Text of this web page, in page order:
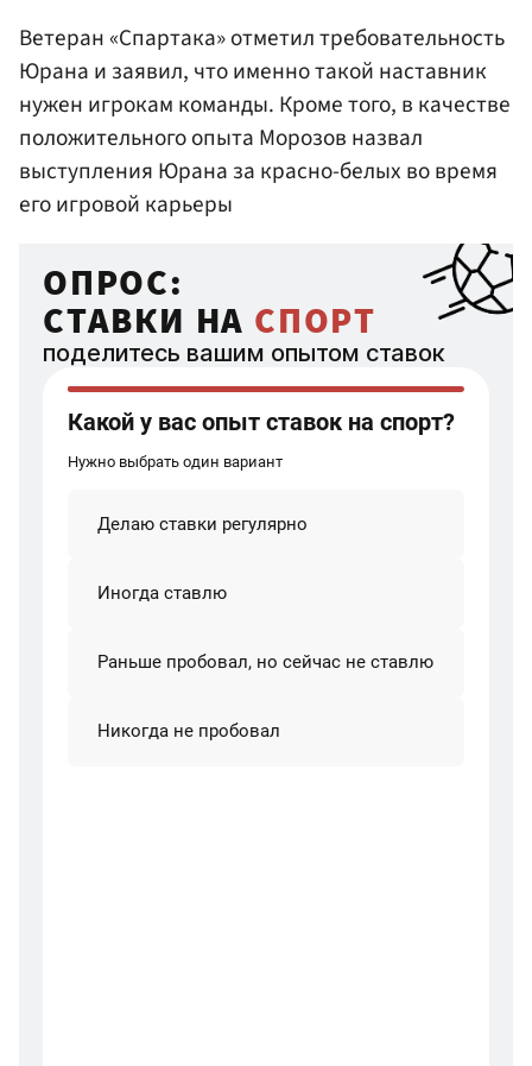
Ветеран «Спартака» отметил требовательность
Юрана и заявил, что именно такой наставник
нужен игрокам команды. Кроме того, в качестве
положительного опыта Морозов назвал
выступления Юрана за красно-белых во время
его игровой карьеры